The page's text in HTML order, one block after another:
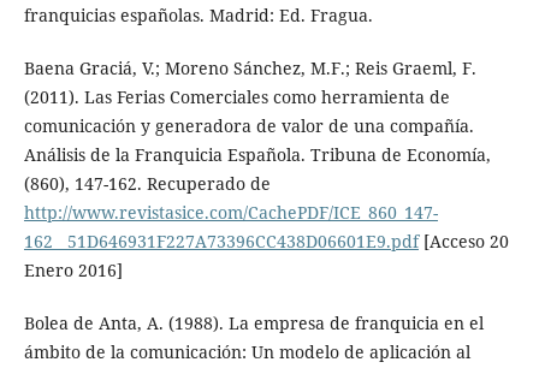
franquicias españolas. Madrid: Ed. Fragua.
Baena Graciá, V.; Moreno Sánchez, M.F.; Reis Graeml, F.
(2011). Las Ferias Comerciales como herramienta de
comunicación y generadora de valor de una compañía.
Análisis de la Franquicia Española. Tribuna de Economía,
(860), 147-162. Recuperado de
http://www.revistasice.com/CachePDF/ICE_860_147-
162__51D646931F227A73396CC438D06601E9.pdf[Acceso 20
Enero 2016]
Bolea de Anta, A. (1988). La empresa de franquicia en el
ámbito de la comunicación: Un modelo de aplicación al